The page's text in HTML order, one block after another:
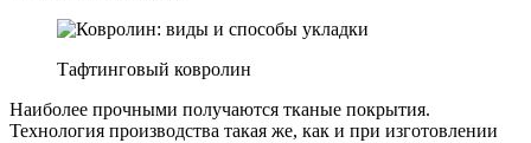
Тафтинговый ковролин
Наиболее прочными получаются тканые покрытия.
Технология производства такая же, как и при изготовлении